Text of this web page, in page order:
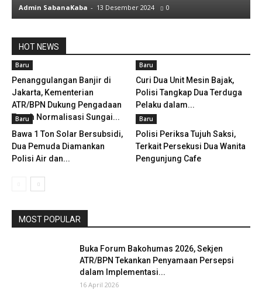
Admin SabanaKaba - 13 Desember 2024 0
HOT NEWS
Baru
Penanggulangan Banjir di
Jakarta, Kementerian
ATR/BPN Dukung Pengadaan
Tanah Normalisasi Sungai...
Baru
Curi Dua Unit Mesin Bajak,
Polisi Tangkap Dua Terduga
Pelaku dalam...
Baru
Bawa 1 Ton Solar Bersubsidi,
Dua Pemuda Diamankan
Polisi Air dan...
Baru
Polisi Periksa Tujuh Saksi,
Terkait Persekusi Dua Wanita
Pengunjung Cafe
MOST POPULAR
Buka Forum Bakohumas 2026, Sekjen
ATR/BPN Tekankan Penyamaan Persepsi
dalam Implementasi...
16 April 2026